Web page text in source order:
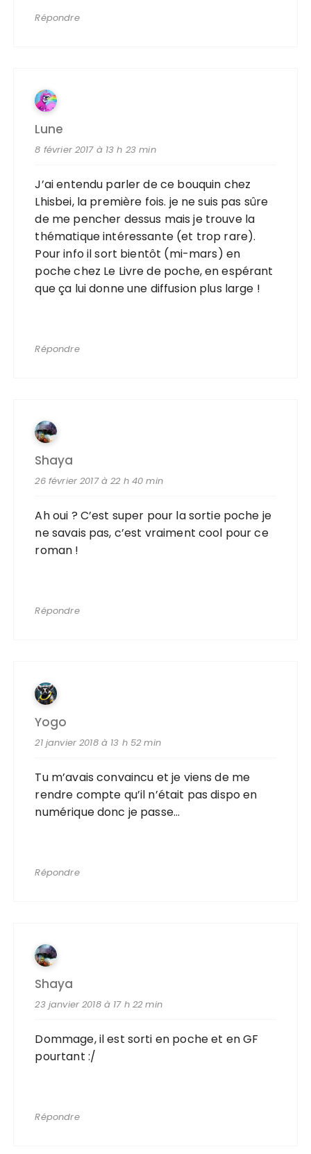
Répondre
Lune
8 février 2017 à 13 h 23 min
J’ai entendu parler de ce bouquin chez
Lhisbei, la première fois. je ne suis pas sûre
de me pencher dessus mais je trouve la
thématique intéressante (et trop rare).
Pour info il sort bientôt (mi-mars) en
poche chez Le Livre de poche, en espérant
que ça lui donne une diffusion plus large !
Répondre
Shaya
26 février 2017 à 22 h 40 min
Ah oui ? C’est super pour la sortie poche je
ne savais pas, c’est vraiment cool pour ce
roman !
Répondre
Yogo
21 janvier 2018 à 13 h 52 min
Tu m’avais convaincu et je viens de me
rendre compte qu’il n’était pas dispo en
numérique donc je passe…
Répondre
Shaya
23 janvier 2018 à 17 h 22 min
Dommage, il est sorti en poche et en GF
pourtant :/
Répondre